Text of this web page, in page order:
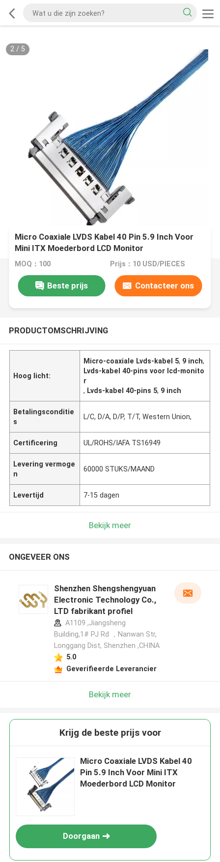
2/ 5
Micro Coaxiale LVDS Kabel 40 Pin 5.9 Inch Voor
Mini ITX Moederbord LCD Monitor
MOQ：100 Prijs：10 USD/PIECES
Beste prijs Contacteer ons
PRODUCTOMSCHRIJVING
Hoog licht:
Micro-coaxiale Lvds-kabel 5, 9 inch,
Lvds-kabel 40-pins voor lcd-monito
r
, Lvds-kabel 40-pins 5, 9 inch
Betalingsconditie
s
L/C, D/A, D/P, T/T, Western Union,
Certificering UL/ROHS/IAFA TS16949
Levering vermoge
n
60000 STUKS/MAAND
Levertijd 7-15 dagen
Bekijk meer
ONGEVEER ONS
Shenzhen Shengshengyuan
Electronic Technology Co.,
LTD fabrikant profiel
A1109 ,Jiangsheng
Building,1# PJ Rd ，Nanwan Str,
Longgang Dist, Shenzhen ,CHINA
5.0
Geverifieerde Leverancier
Bekijk meer
Krijg de beste prijs voor
Micro Coaxiale LVDS Kabel 40
Pin 5.9 Inch Voor Mini ITX
Moederbord LCD Monitor
Doorgaan